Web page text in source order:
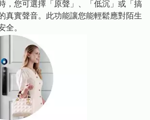
，您可選擇「原聲」、「低沉」或「搞
真實聲音。此功能讓您能輕鬆應對陌生
全。